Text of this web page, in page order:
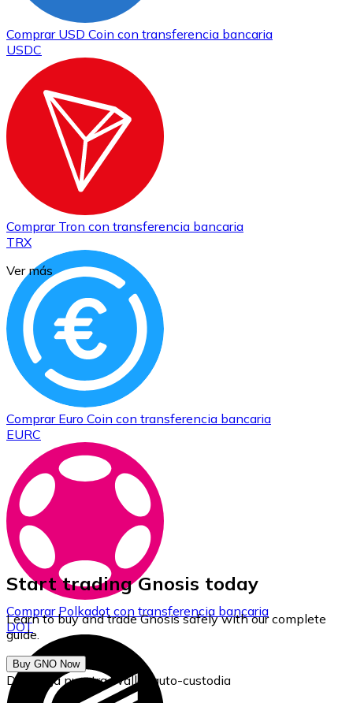
Comprar USD Coin con transferencia bancaria
USDC
Comprar Tron con transferencia bancaria
TRX
Comprar Euro Coin con transferencia bancaria
EURC
ComprarPolkadot con transferencia bancaria
DOT
Ver más
Start trading Gnosis today
Learn to buy and trade Gnosis safely with our complete
guide.
Buy GNO Now
Descarga nuestra Wallet auto-custodia